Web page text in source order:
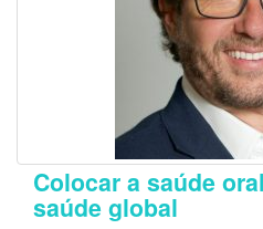
Colocar a saúde
saúde global